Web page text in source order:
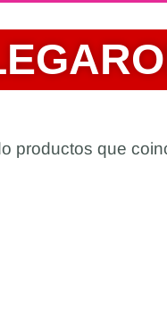
productos que